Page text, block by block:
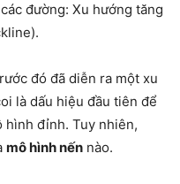
đường: Xu hướng tăng
đó đã diễn ra một xu
là dấu hiệu đầu tiên để
hình đỉnh. Tuy nhiên,
mô hình nến nào.